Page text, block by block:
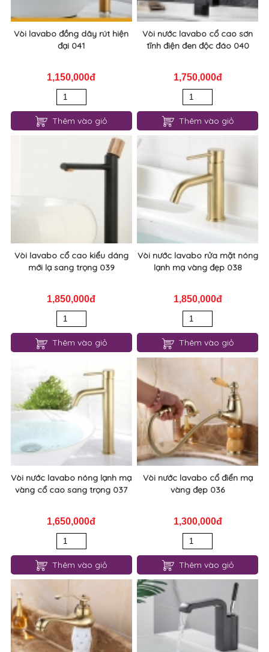
Vòi lavabo đồng dây rút hiện
đại 041
1,150,000đ
Thêm vào giỏ
Vòi nước lavabo cổ cao sơn
tĩnh điện đen độc đáo 040
1,750,000đ
Thêm vào giỏ
Vòi lavabo cổ cao kiểu dáng
mới lạ sang trọng 039
1,850,000đ
Thêm vào giỏ
Vòi nước lavabo rửa mặt nóng
lạnh mạ vàng đẹp 038
1,850,000đ
Thêm vào giỏ
Vòi nước lavabo nóng lạnh mạ
vàng cổ cao sang trọng 037
1,650,000đ
Thêm vào giỏ
Vòi nước lavabo cổ điển mạ
vàng đẹp 036
1,300,000đ
Thêm vào giỏ